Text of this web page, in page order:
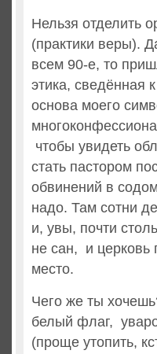
Нельзя отделить
(практики веры).
всем 90-е, то
этика, сведённая
основа моего
чтобы увидеть
стать пастором
обвинений в
надо. Там сотни
и, увы, почти
не сан, и церковь
место.
Чего же ты
белый флаг,
(проще утопить,